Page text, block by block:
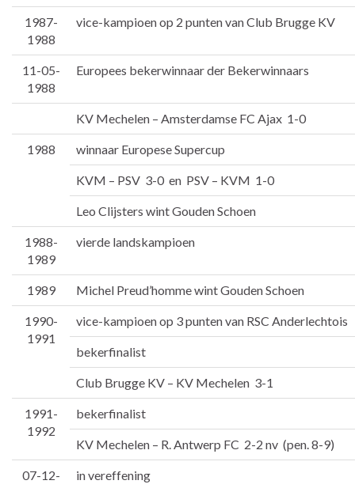
1987-
1988
vice-kampioen op 2 punten van Club Brugge KV
11-05-
1988
Europees bekerwinnaar der Bekerwinnaars
KV Mechelen – Amsterdamse FC Ajax 1-0
1988 winnaar Europese Supercup
KVM – PSV 3-0 en PSV – KVM 1-0
Leo Clijsters wint Gouden Schoen
1988-
1989
vierde landskampioen
1989 Michel Preud’homme wint Gouden Schoen
1990-
1991
vice-kampioen op 3 punten van RSC Anderlechtois
bekerfinalist
Club Brugge KV – KV Mechelen 3-1
1991-
1992
bekerfinalist
KV Mechelen – R. Antwerp FC 2-2 nv (pen. 8-9)
07-12-
in vereffening